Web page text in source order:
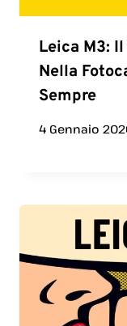
Leica M3:
Nella
Sempre
4 Gennaio